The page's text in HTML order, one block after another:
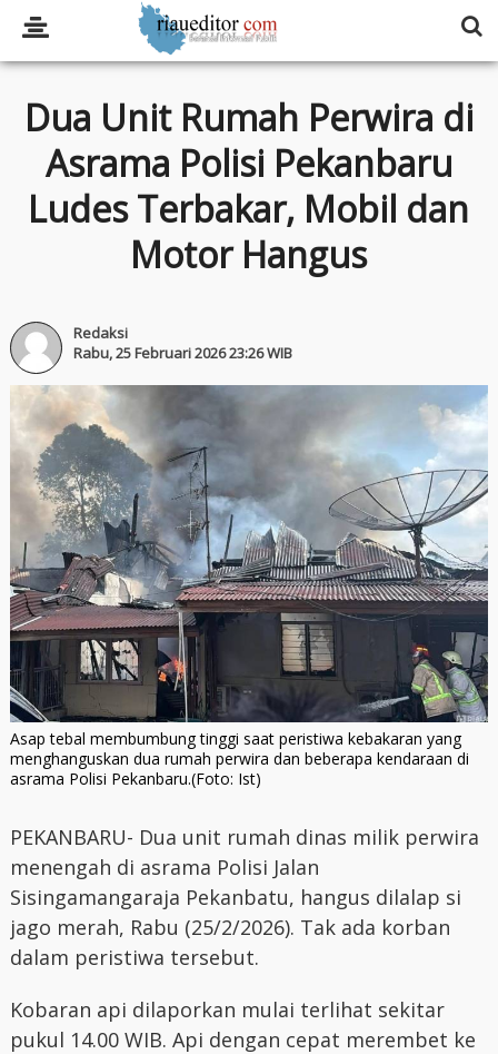
Dua Unit Rumah Perwira di
Asrama Polisi Pekanbaru
Ludes Terbakar, Mobil dan
Motor Hangus
Redaksi
Rabu, 25 Februari 2026 23:26 WIB
Asap tebal membumbung tinggi saat peristiwa kebakaran yang
menghanguskan dua rumah perwira dan beberapa kendaraan di
asrama Polisi Pekanbaru.(Foto: Ist)
PEKANBARU- Dua unit rumah dinas milik perwira
menengah di asrama Polisi Jalan
Sisingamangaraja Pekanbatu, hangus dilalap si
jago merah, Rabu (25/2/2026). Tak ada korban
dalam peristiwa tersebut.
Kobaran api dilaporkan mulai terlihat sekitar
pukul 14.00 WIB. Api dengan cepat merembet ke